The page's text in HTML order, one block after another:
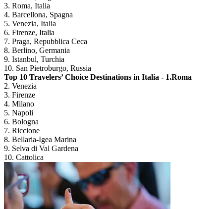
3. Roma, Italia
4. Barcellona, Spagna
5. Venezia, Italia
6. Firenze, Italia
7. Praga, Repubblica Ceca
8. Berlino, Germania
9. Istanbul, Turchia
10. San Pietroburgo, Russia
Top 10 Travelers’ Choice Destinations in Italia - 1.Roma
2. Venezia
3. Firenze
4. Milano
5. Napoli
6. Bologna
7. Riccione
8. Bellaria-Igea Marina
9. Selva di Val Gardena
10. Cattolica